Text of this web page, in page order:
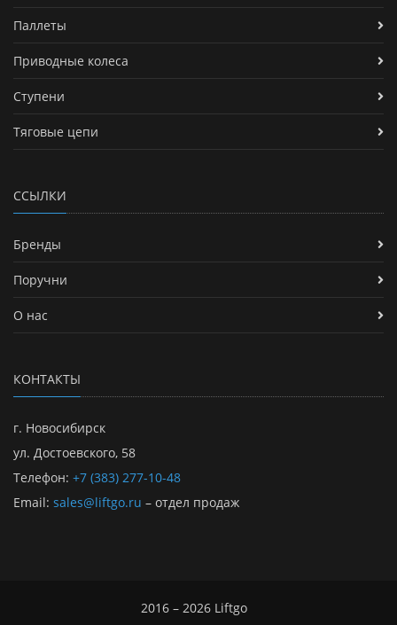
Паллеты
Приводные колеса
Ступени
Тяговые цепи
ССЫЛКИ
Бренды
Поручни
О нас
КОНТАКТЫ
г. Новосибирск
ул. Достоевского, 58
Телефон: +7 (383) 277-10-48
Email: sales@liftgo.ru – отдел продаж
2016 – 2026 Liftgo